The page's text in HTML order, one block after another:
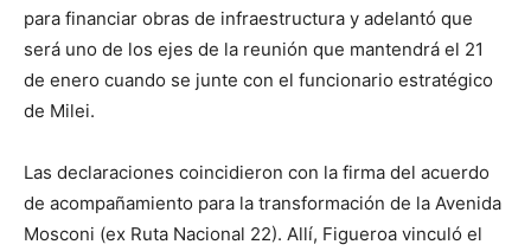
para financiar obras de infraestructura y adelantó que
será uno de los ejes de la reunión que mantendrá el 21
de enero cuando se junte con el funcionario estratégico
de Milei.
Las declaraciones coincidieron con la firma del acuerdo
de acompañamiento para la transformación de la Avenida
Mosconi (ex Ruta Nacional 22). Allí, Figueroa vinculó el